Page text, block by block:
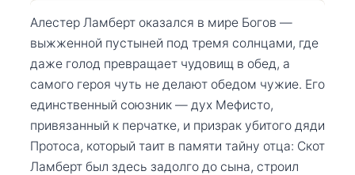
Алестер Ламберт оказался в мире Богов —
выжженной пустыней под тремя солнцами, где
даже голод превращает чудовищ в обед, а
самого героя чуть не делают обедом чужие. Его
единственный союзник — дух Мефисто,
привязанный к перчатке, и призрак убитого дяди
Протоса, который таит в памяти тайну отца: Скот
Ламберт был здесь задолго до сына, строил